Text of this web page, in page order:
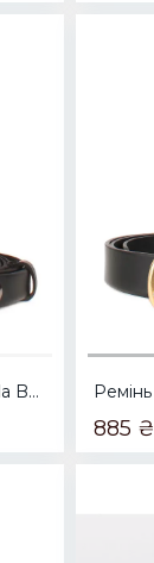
Ремінь жіночий Bella Bertucci 1500-80 чорний
885 ₴